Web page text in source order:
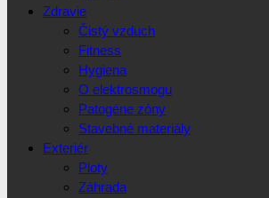
Zdravie
Čistý vzduch
Fitness
Hygiena
O elektrosmogu
Patogéne zóny
Stavebné materiály
Exteriér
Ploty
Záhrada